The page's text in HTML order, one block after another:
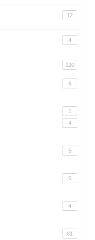
12
4
120
6
1
4
5
6
4
81